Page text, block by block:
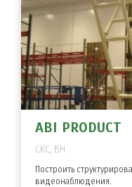
ABI PRODUCT
СКС, ВН
Построить
видеонаблюдения.